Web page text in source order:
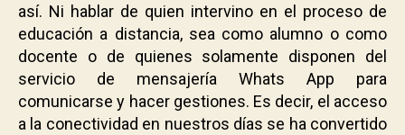
así. Ni hablar de quien intervino en el proceso de
educación a distancia, sea como alumno o como
docente o de quienes solamente disponen del
servicio de mensajería Whats App para
comunicarse y hacer gestiones. Es decir, el acceso
a la conectividad en nuestros días se ha convertido